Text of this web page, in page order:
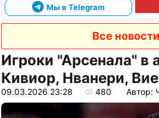
Мы в Telegram
Все новости
Игроки "Арсенала" в
Кивиор, Нванери,
09.03.2026 23:28 480 Автор: